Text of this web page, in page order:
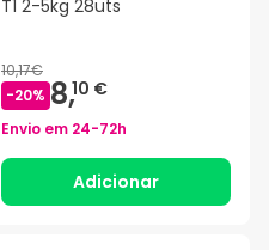
T1 2-5kg 28uts
10,17€
-20% 8,10 €
Envio em 24-72h
Adicionar